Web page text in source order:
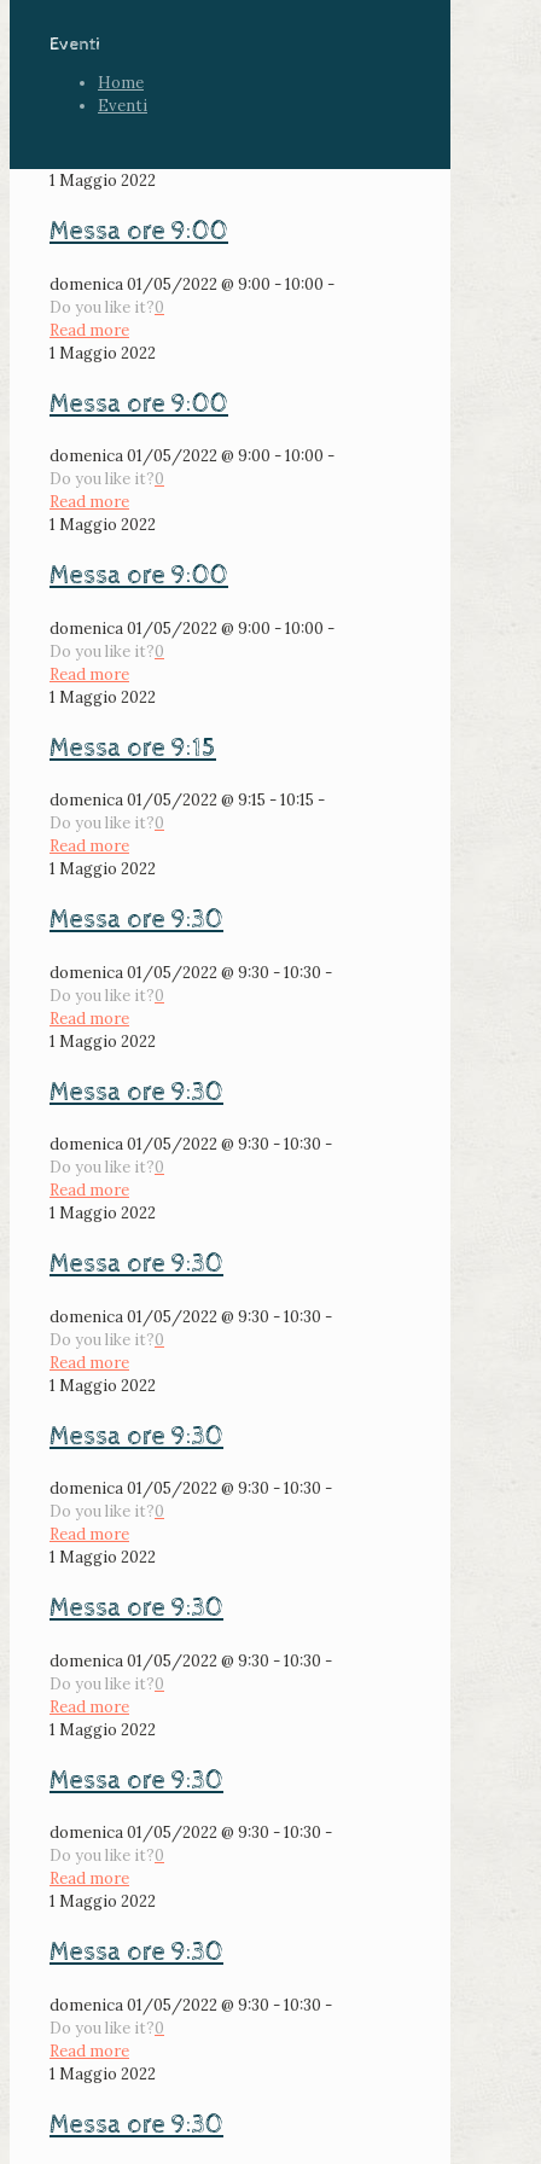
Eventi
Home
Eventi
1 Maggio 2022
Messa ore 9:00
domenica 01/05/2022 @ 9:00 - 10:00 -
Do you like it?0
Read more
1 Maggio 2022
Messa ore 9:00
domenica 01/05/2022 @ 9:00 - 10:00 -
Do you like it?0
Read more
1 Maggio 2022
Messa ore 9:00
domenica 01/05/2022 @ 9:00 - 10:00 -
Do you like it?0
Read more
1 Maggio 2022
Messa ore 9:15
domenica 01/05/2022 @ 9:15 - 10:15 -
Do you like it?0
Read more
1 Maggio 2022
Messa ore 9:30
domenica 01/05/2022 @ 9:30 - 10:30 -
Do you like it?0
Read more
1 Maggio 2022
Messa ore 9:30
domenica 01/05/2022 @ 9:30 - 10:30 -
Do you like it?0
Read more
1 Maggio 2022
Messa ore 9:30
domenica 01/05/2022 @ 9:30 - 10:30 -
Do you like it?0
Read more
1 Maggio 2022
Messa ore 9:30
domenica 01/05/2022 @ 9:30 - 10:30 -
Do you like it?0
Read more
1 Maggio 2022
Messa ore 9:30
domenica 01/05/2022 @ 9:30 - 10:30 -
Do you like it?0
Read more
1 Maggio 2022
Messa ore 9:30
domenica 01/05/2022 @ 9:30 - 10:30 -
Do you like it?0
Read more
1 Maggio 2022
Messa ore 9:30
domenica 01/05/2022 @ 9:30 - 10:30 -
Do you like it?0
Read more
1 Maggio 2022
Messa ore 9:30